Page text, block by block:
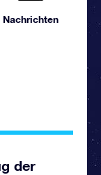
Nachrichten
der